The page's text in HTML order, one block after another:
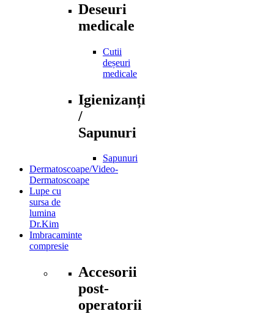
Deseuri
medicale
Cutii
deșeuri
medicale
Igienizanți
/
Sapunuri
Sapunuri
Dermatoscoape/Video-
Dermatoscoape
Lupe cu
sursa de
lumina
Dr.Kim
Imbracaminte
compresie
Accesorii
post-
operatorii